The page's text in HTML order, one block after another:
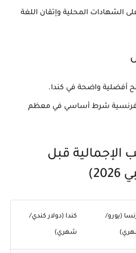
الشهادات المحلية وإتقان اللغة
أفضلية واضحة في كندا.
شرط أساسي في معظم
الإجمالية قبل
(يورو/ كندا (دولار كندي/
شهري)